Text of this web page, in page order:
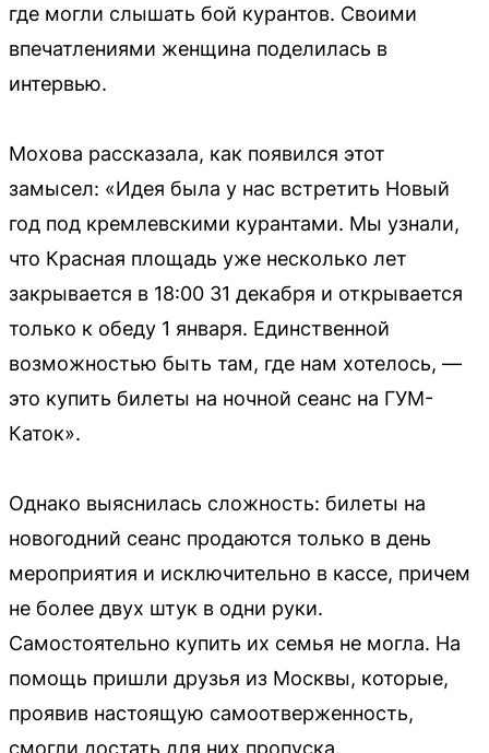
где могли слышать бой курантов. Своими
впечатлениями женщина поделилась в
интервью.
Мохова рассказала, как появился этот
замысел: «Идея была у нас встретить Новый
год под кремлевскими курантами. Мы узнали,
что Красная площадь уже несколько лет
закрывается в 18:00 31 декабря и открывается
только к обеду 1 января. Единственной
возможностью быть там, где нам хотелось, —
это купить билеты на ночной сеанс на ГУМ-
Каток».
Однако выяснилась сложность: билеты на
новогодний сеанс продаются только в день
мероприятия и исключительно в кассе, причем
не более двух штук в одни руки.
Самостоятельно купить их семья не могла. На
помощь пришли друзья из Москвы, которые,
проявив настоящую самоотверженность,
смогли достать для них пропуска.